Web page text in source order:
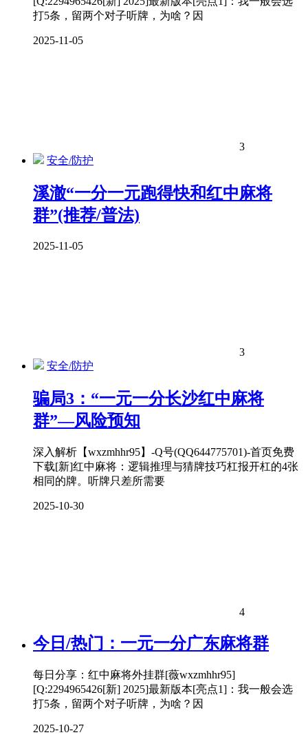
打5条，留两个对子听牌，为啥？因
2025-11-05
3
安全/防护
‌溪澈‌“一分一元跑得快和红中麻将
群”(推荐/普法)
2025-11-05
3
安全/防护
骗局3：“一元一分长沙红中麻将
群”—风险预知
深入解析【wxzmhhr95】-Q号(QQ644775701)-首页免费
下载[新]红中麻将：逻辑推理与猜牌技巧杠报开杠的4张
相同的牌。听牌只差所需要
2025-10-30
4
今日/热门：一元一分广东麻将群
每日分享：红中麻将外挂群[薇wxzmhhr95]
[Q:2294965426[新] 2025]最新版本[亮点1]：我一般会选
打5条，留两个对子听牌，为啥？因
2025-10-27